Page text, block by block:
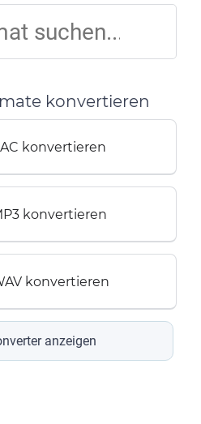
konvertieren
konvertieren
konvertieren
konvertieren
anzeigen